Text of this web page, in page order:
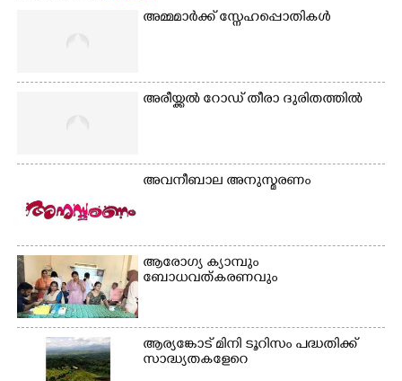
അമ്മമാർക്ക് സ്നേഹപ്പൊതികൾ
അരീയ്ക്കൽ റോഡ് തീരാ ദുരിതത്തിൽ
അവനീബാല അനുസ്മരണം
ആരോഗ്യ ക്യാമ്പും
ബോധവത്കരണവും
ആര്യങ്കോട് മിനി ടൂറിസം പദ്ധതിക്ക്
സാദ്ധ്യതകളേറെ